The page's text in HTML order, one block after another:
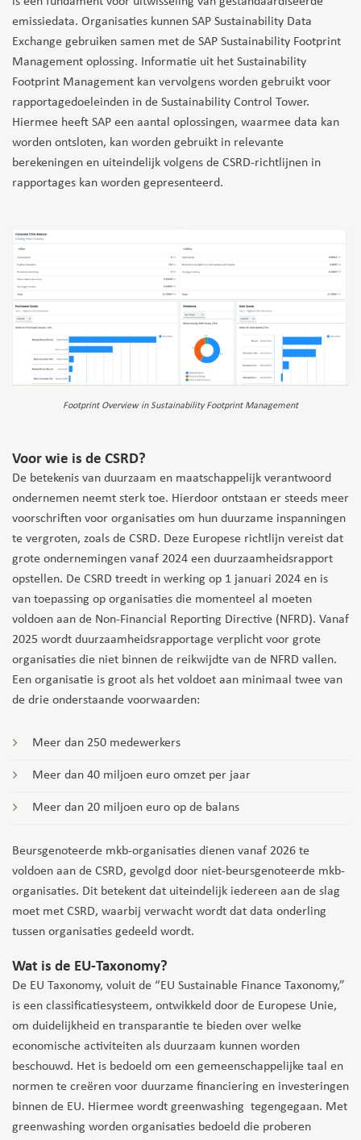
emissiedata. Organisaties kunnen SAP Sustainability Data
Exchange gebruiken samen met de SAP Sustainability Footprint
Management oplossing. Informatie uit het Sustainability
Footprint Management kan vervolgens worden gebruikt voor
rapportagedoeleinden in de Sustainability Control Tower.
Hiermee heeft SAP een aantal oplossingen, waarmee data kan
worden ontsloten, kan worden gebruikt in relevante
berekeningen en uiteindelijk volgens de CSRD-richtlijnen in
rapportages kan worden gepresenteerd.
Footprint Overview in Sustainability Footprint Management
Voor wie is de CSRD?
De betekenis van duurzaam en maatschappelijk verantwoord
ondernemen neemt sterk toe. Hierdoor ontstaan er steeds meer
voorschriften voor organisaties om hun duurzame inspanningen
te vergroten, zoals de CSRD. Deze Europese richtlijn vereist dat
grote ondernemingen vanaf 2024 een duurzaamheidsrapport
opstellen. De CSRD treedt in werking op 1 januari 2024 en is
van toepassing op organisaties die momenteel al moeten
voldoen aan de Non-Financial Reporting Directive (NFRD). Vanaf
2025 wordt duurzaamheidsrapportage verplicht voor grote
organisaties die niet binnen de reikwijdte van de NFRD vallen.
Een organisatie is groot als het voldoet aan minimaal twee van
de drie onderstaande voorwaarden:
Meer dan 250 medewerkers
Meer dan 40 miljoen euro omzet per jaar
Meer dan 20 miljoen euro op de balans
Beursgenoteerde mkb-organisaties dienen vanaf 2026 te
voldoen aan de CSRD, gevolgd door niet-beursgenoteerde mkb-
organisaties. Dit betekent dat uiteindelijk iedereen aan de slag
moet met CSRD, waarbij verwacht wordt dat data onderling
tussen organisaties gedeeld wordt.
Wat is de EU-Taxonomy?
De EU Taxonomy, voluit de “EU Sustainable Finance Taxonomy,”
is een classificatiesysteem, ontwikkeld door de Europese Unie,
om duidelijkheid en transparantie te bieden over welke
economische activiteiten als duurzaam kunnen worden
beschouwd. Het is bedoeld om een gemeenschappelijke taal en
normen te creëren voor duurzame financiering en investeringen
binnen de EU. Hiermee wordt greenwashing tegengegaan. Met
greenwashing worden organisaties bedoeld die proberen